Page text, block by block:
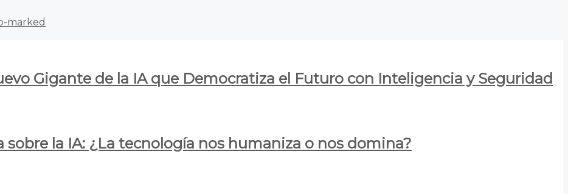
marked
Gigante de la IA que Democratiza el Futuro con Inteligencia y Seguridad
sobre la IA: ¿La tecnología nos humaniza o nos domina?